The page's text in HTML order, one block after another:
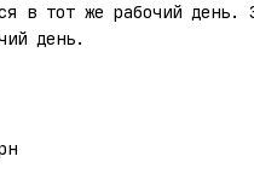
в тот же рабочий день.
день.